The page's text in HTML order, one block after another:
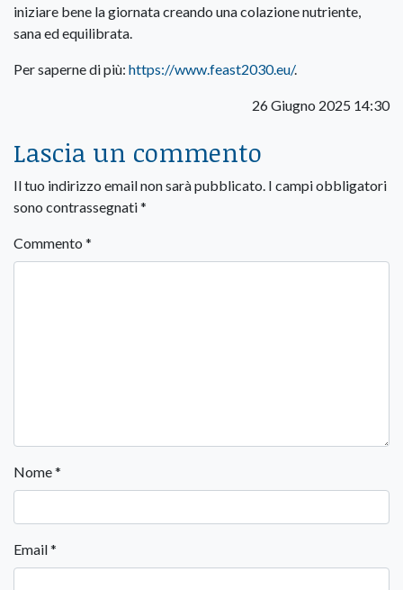
iniziare bene la giornata creando una colazione nutriente,
sana ed equilibrata.
Per saperne di più: https://www.feast2030.eu/.
26 Giugno 2025 14:30
Lascia un commento
Il tuo indirizzo email non sarà pubblicato. I campi obbligatori
sono contrassegnati*
Commento *
Nome*
Email*